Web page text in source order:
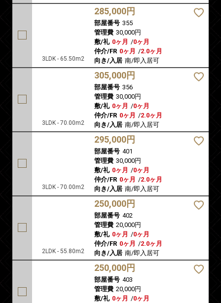
3LDK - 65.50m2
285,000円
部屋番号 355
管理費 30,000円
敷/礼 0ヶ月 /0ヶ月
仲介/FR 0ヶ月 /2.0ヶ月
向き/入居 南/即入居可
3LDK - 70.00m2
305,000円
部屋番号 356
管理費 30,000円
敷/礼 0ヶ月 /0ヶ月
仲介/FR 0ヶ月 /2.0ヶ月
向き/入居 南/即入居可
3LDK - 70.00m2
295,000円
部屋番号 401
管理費 30,000円
敷/礼 0ヶ月 /0ヶ月
仲介/FR 0ヶ月 /2.0ヶ月
向き/入居 南/即入居可
2LDK - 55.80m2
250,000円
部屋番号 402
管理費 20,000円
敷/礼 0ヶ月 /0ヶ月
仲介/FR 0ヶ月 /2.0ヶ月
向き/入居 南/即入居可
250,000円
部屋番号 403
管理費 20,000円
敷/礼 0ヶ月 /0ヶ月